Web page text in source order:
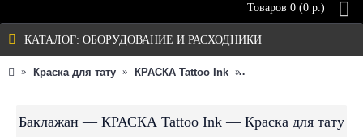
Товаров 0 (0 р.)
КАТАЛОГ: ОБОРУДОВАНИЕ И РАСХОДНИКИ
Краска для тату КРАСКА Tattoo Ink
Баклажан — КРАСКА Tattoo Ink — Краска для тату